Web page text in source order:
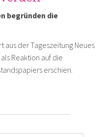
begründen die
der Tageszeitung Neues
Reaktion auf die
erschien.